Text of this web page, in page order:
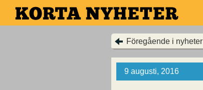
Hoppa
till
Föregående i nyheter
9 augusti, 2016